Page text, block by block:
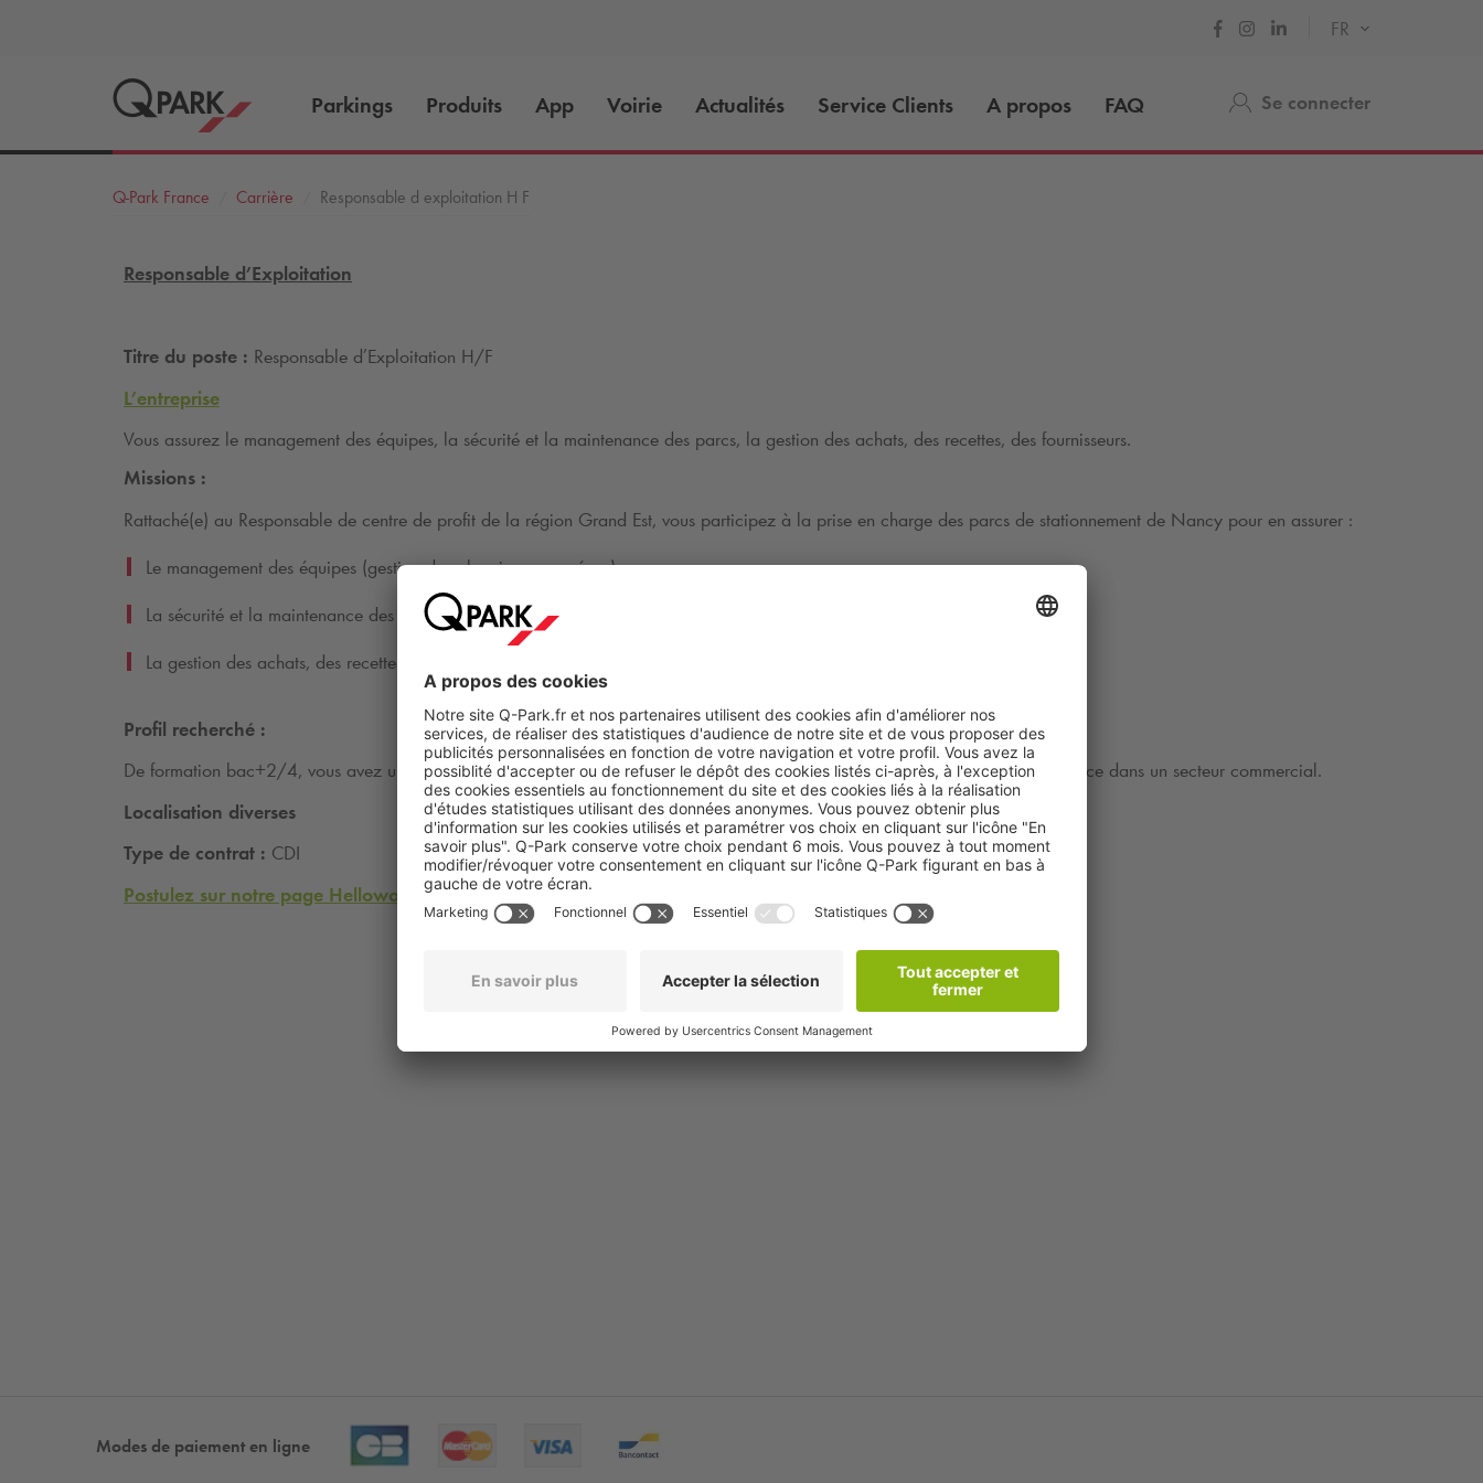
FR
Parkings Produits App Voirie Actualités Service Clients A propos FAQ Se connecter
Q-Park France Carrière Responsable d exploitation H F
Responsable d’Exploitation
Titre du poste : Responsable d’Exploitation H/F
L’entreprise
Vous assurez le management des équipes, la sécurité et la maintenance des parcs, la gestion des achats, des recettes, des fournisseurs.
Missions :
Rattaché(e) au Responsable de centre de profit de la région Grand Est, vous participez à la prise en charge des parcs de stationnement de Nancy pour en assurer :
Le management des équipes (gestion des plannings, congés,…)
La sécurité et la maintenance des parcs de stationnement,
La gestion des achats, des recettes, des fournisseurs
Profil recherché :
De formation bac+2/4, vous avez une expérience significative d’au moins 2 ans dans le management d'une équipe, de préférence dans un secteur commercial.
Localisation diverses
Type de contrat : CDI
Postulez sur notre page Hellowork
Modes de paiement en ligne